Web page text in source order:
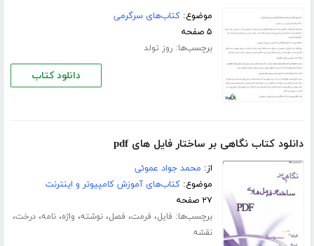
موضوع:کتاب‌های سرگرمی
۵ صفحه
برچسب‌ها:روز تولد
دانلود کتاب
دانلود کتاب نگاهی بر ساختار فایل های pdf
از: محمد جواد عموئی
موضوع:کتاب‌های آموزش کامپیوتر و اینترنت
۲۷ صفحه
برچسب‌ها: فایل، فرمت، فصل،نوشته، واژه،نامه،درخت،
نقشه